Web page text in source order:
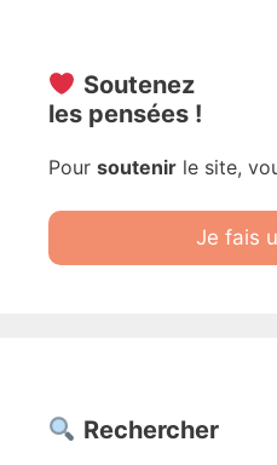
Soutenez
les pensées !
Pour soutenir le site,
Je fais
Rechercher